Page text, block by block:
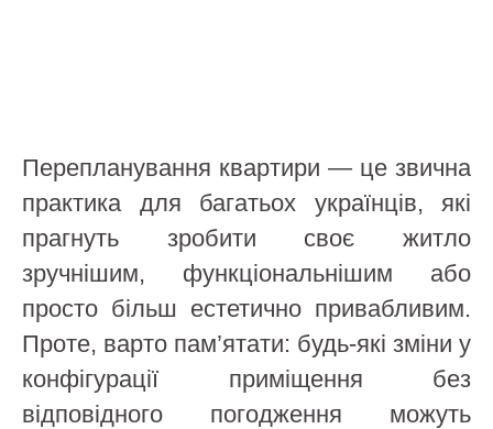
Перепланування квартири — це звична
практика для багатьох українців, які
прагнуть зробити своє житло
зручнішим, функціональнішим або
просто більш естетично привабливим.
Проте, варто пам’ятати: будь-які зміни у
конфігурації приміщення без
відповідного погодження можуть